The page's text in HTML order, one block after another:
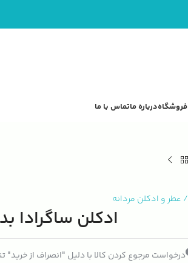
فروشگاهدرباره ماتماس با ما
/ عطر و ادکلن مردانه
ادکلن ساگرادا
درخواست مرجوع کردن کالا با دلیل "انصراف از خرید"